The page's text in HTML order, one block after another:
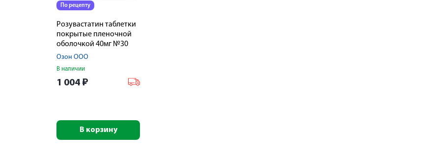
По рецепту
Розувастатин таблетки
покрытые пленочной
оболочкой 40мг №30
Озон ООО
В наличии
1 004 ₽
В корзину